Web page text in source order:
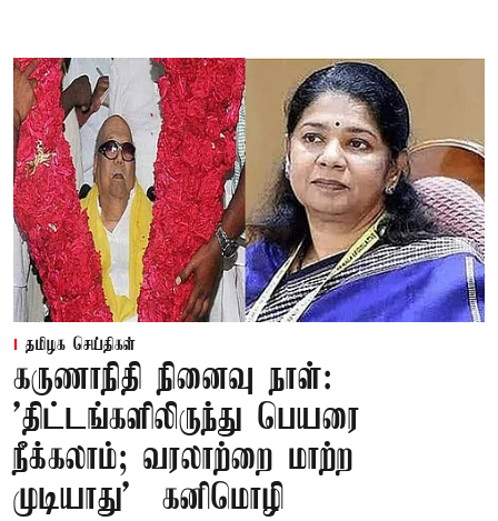
தமிழக செய்திகள்
கருணாநிதி நினைவு நாள்:
'திட்டங்களிலிருந்து பெயரை
நீக்கலாம்; வரலாற்றை மாற்ற
முடியாது' – கனிமொழி